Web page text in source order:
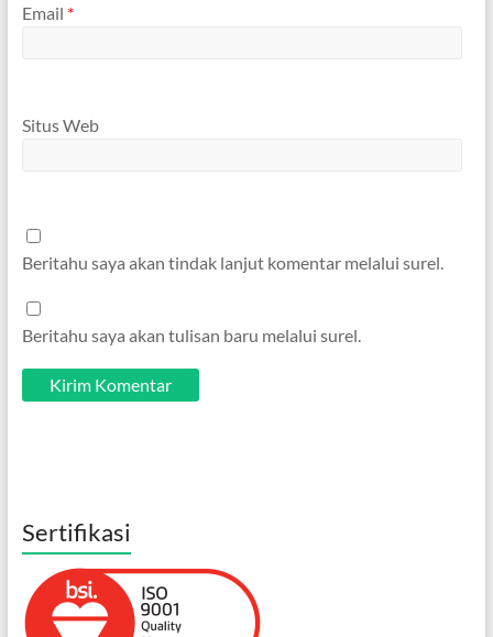
Email *
Situs Web
Beritahu saya akan tindak lanjut komentar melalui surel.
Beritahu saya akan tulisan baru melalui surel.
Sertifikasi